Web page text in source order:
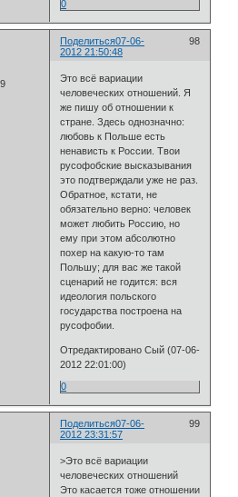
0
Поделиться 98
07-06-
2012 21:50:48
Это всё вариации
человеческих отношений. Я
же пишу об отношении к
стране. Здесь однозначно:
любовь к Польше есть
ненависть к России. Твои
русофобские высказывания
это подтверждали уже не раз.
Обратное, кстати, не
обязательно верно: человек
может любить Россию, но
ему при этом абсолютно
похер на какую-то там
Польшу; для вас же такой
сценарий не годится: вся
идеология польского
государства построена на
русофобии.
Отредактировано Сый (07-06-
2012 22:01:00)
0
Поделиться 99
07-06-
2012 23:31:57
>Это всё вариации
человеческих отношений
Это касается тоже отношении